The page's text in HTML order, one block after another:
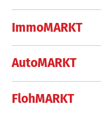
ImmoMARKT
AutoMARKT
FlohMARKT